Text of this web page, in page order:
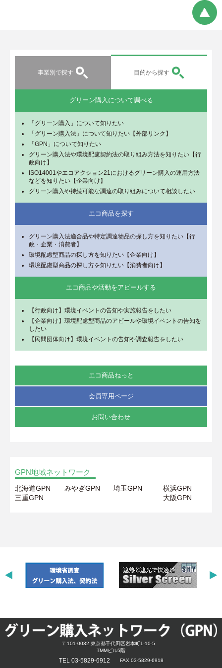
事業別で探す 目的から探す
グリーン購入について調べる
「グリーン購入」について知りたい
「グリーン購入法」について知りたい【外部リンク】
「GPN」について知りたい
グリーン購入法や環境配慮契約法の取り組み方法を知りたい【行
政向け】
ISO14001やエコアクション21におけるグリーン購入の運用方法
などを知りたい【企業向け】
グリーン購入や持続可能な調達の取り組みについて相談したい
エコ商品を探す
グリーン購入法適合品や特定調達物品の探し方を知りたい【行
政・企業・消費者】
環境配慮型商品の探し方を知りたい【企業向け】
環境配慮型商品の探し方を知りたい【消費者向け】
エコ商品や活動をアピールする
【行政向け】環境イベントの告知や実施報告をしたい
【企業向け】環境配慮型商品のアピールや環境イベントの告知を
したい
【民間団体向け】環境イベントの告知や調査報告をしたい
エコ商品ねっと
会員専用ページ
お問い合わせ
GPN地域ネットワーク
北海道GPN みやぎGPN 埼玉GPN
横浜GPN
三重GPN
大阪GPN
〒101-0032 東京都千代田区岩本町1-10-5
TMMビル5階
TEL 03-5829-6912 FAX 03-5829-6918